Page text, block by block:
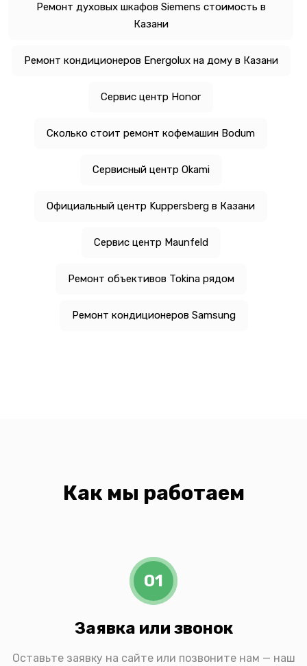
Ремонт духовых шкафов Siemens стоимость в
Казани
Ремонт кондиционеров Energolux на дому в Казани
Сервис центр Honor
Сколько стоит ремонт кофемашин Bodum
Сервисный центр Okami
Официальный центр Kuppersberg в Казани
Сервис центр Maunfeld
Ремонт объективов Tokina рядом
Ремонт кондиционеров Samsung
Как мы работаем
01
Заявка или звонок
Оставьте заявку на сайте или позвоните нам — наш